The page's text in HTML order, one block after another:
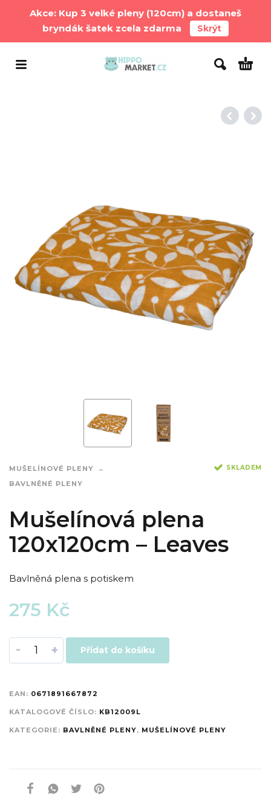
Akce: Kup 3 velké pleny (120cm) a dostaneš
bryndák šatek zcela zdarma
Skrýt
MUŠELÍNOVÉ PLENY
BAVLNĚNÉ PLENY
SKLADEM
Mušelínová plena
120x120cm – Leaves
Bavlněná plena s potiskem
275 Kč
- + Přidat do košíku
EAN: 0671891667872
KATALOGOVÉ ČÍSLO: KB12009L
KATEGORIE: BAVLNĚNÉ PLENY, MUŠELÍNOVÉ PLENY